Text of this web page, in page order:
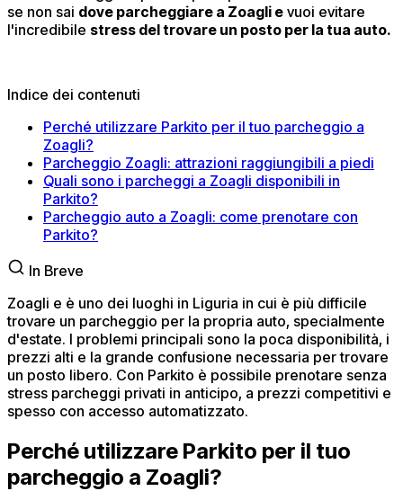
se non sai dove parcheggiare a Zoagli e vuoi evitare
l'incredibile stress del trovare un posto per la tua auto.
Indice dei contenuti
Perché utilizzare Parkito per il tuo parcheggio a
Zoagli?
Parcheggio Zoagli: attrazioni raggiungibili a piedi
Quali sono i parcheggi a Zoagli disponibili in
Parkito?
Parcheggio auto a Zoagli: come prenotare con
Parkito?
In Breve
Zoagli e è uno dei luoghi in Liguria in cui è più difficile
trovare un parcheggio per la propria auto, specialmente
d'estate. I problemi principali sono la poca disponibilità, i
prezzi alti e la grande confusione necessaria per trovare
un posto libero. Con Parkito è possibile prenotare senza
stress parcheggi privati in anticipo, a prezzi competitivi e
spesso con accesso automatizzato.
Perché utilizzare Parkito per il tuo
parcheggio a Zoagli?